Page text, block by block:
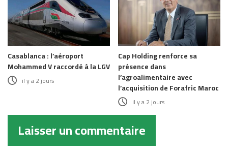
Casablanca : l’aéroport
Mohammed V raccordé à la LGV
il y a 2 jours
Cap Holding renforce sa
présence dans
l’agroalimentaire avec
l’acquisition de Forafric Maroc
il y a 2 jours
Laisser un commentaire